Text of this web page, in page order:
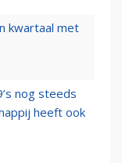
kwartaal met
nog steeds
heeft ook